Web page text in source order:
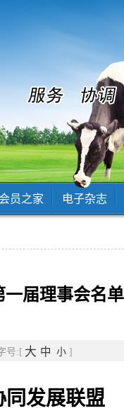
会员之家 电子杂志
届理事会名
号:[大 中 小 ]
同发展联盟